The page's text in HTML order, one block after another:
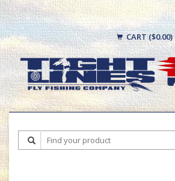
CART ($0.00)